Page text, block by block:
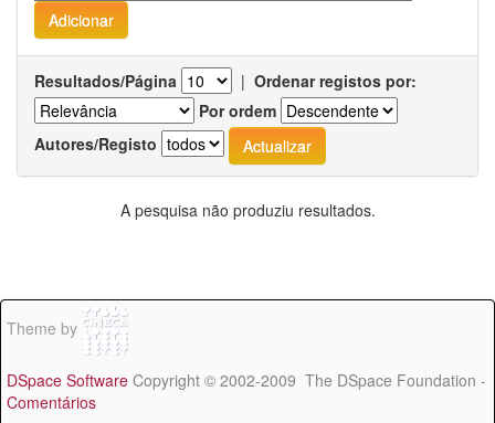
Resultados/Página | Ordenar registos por:
Por ordem
Autores/Registo
A pesquisa não produziu resultados.
Theme by
DSpace Software Copyright © 2002-2009 The DSpace Foundation -
Comentários